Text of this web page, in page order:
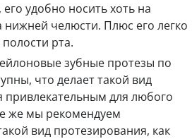
его удобно носить хоть на
нижней челюсти. Плюс его легко
рта.
зубные протезы по
что делает такой вид
привлекательным для любого
же мы рекомендуем
вид протезирования, как